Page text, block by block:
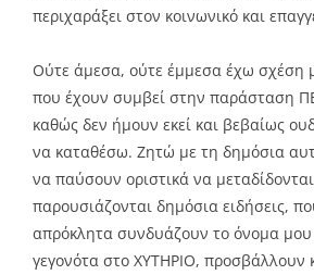
περιχαράξει στον κοινωνικό και
Ούτε άμεσα, ούτε έμμεσα έχω σχέση
που έχουν συμβεί στην παράσταση
καθώς δεν ήμουν εκεί και βεβαίως
να καταθέσω. Ζητώ με τη δημόσια
να παύσουν οριστικά να μεταδίδονται
παρουσιάζονται δημόσια ειδήσεις,
απρόκλητα συνδυάζουν το όνομα
γεγονότα στο ΧΥΤΗΡΙΟ, προσβάλλουν